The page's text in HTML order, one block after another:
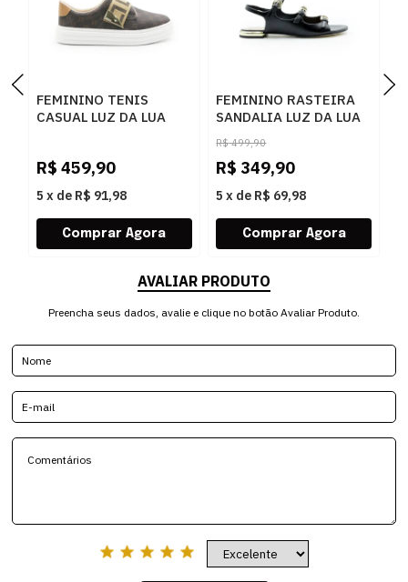
FEMININO TENIS
CASUAL LUZ DA LUA
AMENDOA OURO
R$ 459,90
5 x de R$ 91,98
FEMININO RASTEIRA
SANDALIA LUZ DA LUA
80270037 ATACAMA
PRETO
R$ 499,90
R$ 349,90
5 x de R$ 69,98
AVALIAR PRODUTO
Preencha seus dados, avalie e clique no botão Avaliar Produto.